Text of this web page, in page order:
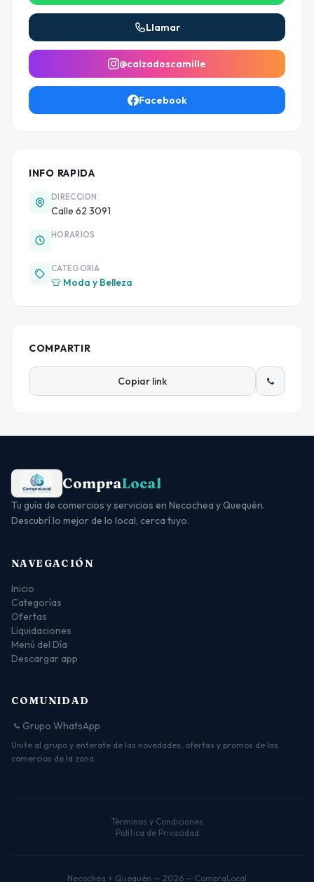
Llamar
@calzadoscamille
Facebook
INFO RAPIDA
DIRECCION
Calle 62 3091
HORARIOS
CATEGORIA
👕 Moda y Belleza
COMPARTIR
Copiar link
CompraLocal
Tu guía de comercios y servicios en Necochea y Quequén.
Descubrí lo mejor de lo local, cerca tuyo.
NAVEGACIÓN
Inicio
Categorías
Ofertas
Liquidaciones
Menú del Día
Descargar app
COMUNIDAD
Grupo WhatsApp
Unite al grupo y enterate de las novedades, ofertas y promos de los
comercios de la zona.
Términos y Condiciones
Política de Privacidad
Necochea + Quequén — 2026 — CompraLocal